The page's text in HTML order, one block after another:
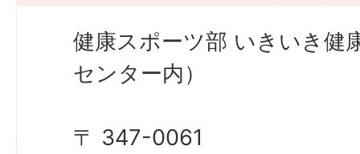
健康スポーツ部 いきいき健
センター内）
〒 347-0061